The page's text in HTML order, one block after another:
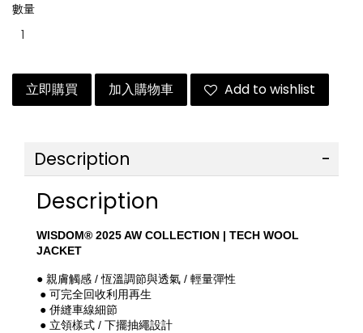
數量
立即購買 加入購物車 Add to wishlist
Description
Description
WISDOM® 2025 AW COLLECTION | TECH WOOL
JACKET
● 親膚觸感 / 恆溫調節與透氣 / 輕量彈性
● 可完全回收利用再生
● 併縫車線細節
● 立領樣式 / 下擺抽繩設計